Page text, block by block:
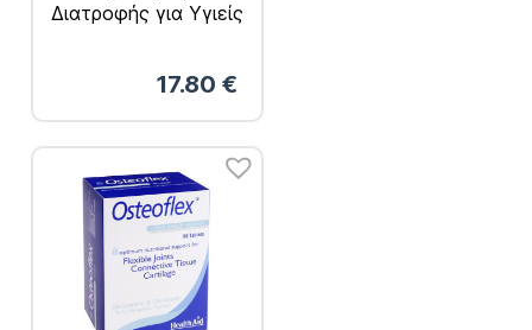
Διατροφής για Υγιείς
17.80 €